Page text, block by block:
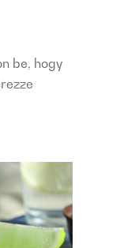
be, hogy